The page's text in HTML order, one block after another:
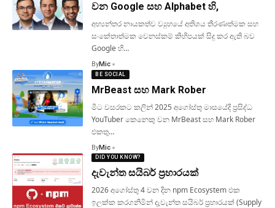
වන Google සහ Alphabet හි,
අභ්‍යන්තර නායකත්ව ව්‍යුහයේ අතිශය තීරණාත්මක සහ
සංකේතාත්මක වෙනස්කම් කිහිපයක් සිදු කර ඇති බව
Google හි…
ByMic
BE SOCIAL
MrBeast සහ Mark Rober
මීට වසරකට කලින් 2025 අගෝස්තු මාසයේදි ප්‍රසිද්ධ
YouTuber කෙනෙකු වන MrBeast සහ Mark Rober
එකතු…
ByMic
DID YOU KNOW?
දැවැන්ත සයිබර් ප්‍රහාරයක්
2026 අගෝස්තු 4 වන දින npm Ecosystem එක
ඉලක්ක කරගනිමින් දැවැන්ත සයිබර් ප්‍රහාරයක් (Supply